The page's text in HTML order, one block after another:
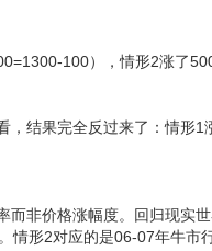
100），情形2涨了
，结果完全反过来了：情
而非价格涨幅度。回归现实
情形2对应的是06-07年牛市